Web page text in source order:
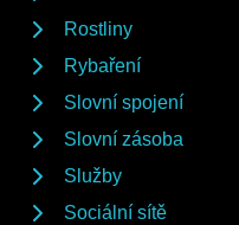
Rostliny
Rybaření
Slovní spojení
Slovní zásoba
Služby
Sociální sítě